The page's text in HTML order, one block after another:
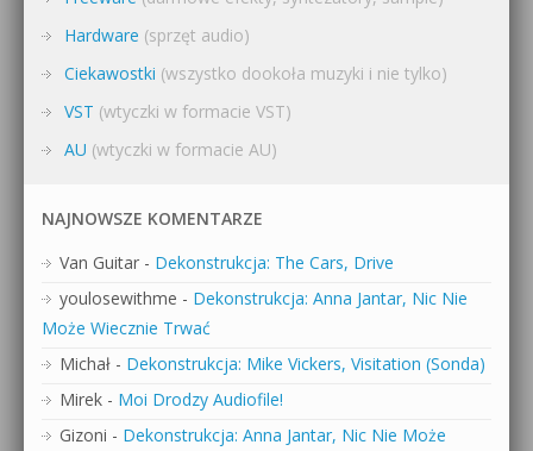
Hardware (sprzęt audio)
Ciekawostki (wszystko dookoła muzyki i nie tylko)
VST (wtyczki w formacie VST)
AU (wtyczki w formacie AU)
NAJNOWSZE KOMENTARZE
Van Guitar - Dekonstrukcja: The Cars, Drive
youlosewithme - Dekonstrukcja: Anna Jantar, Nic Nie
Może Wiecznie Trwać
Michał - Dekonstrukcja: Mike Vickers, Visitation (Sonda)
Mirek - Moi Drodzy Audiofile!
Gizoni - Dekonstrukcja: Anna Jantar, Nic Nie Może